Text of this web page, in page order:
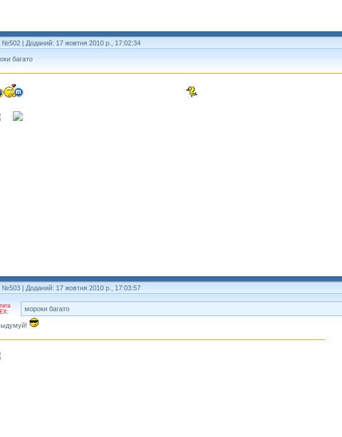
№502 | Доданий: 17 жовтня 2010 р., 17:02:34
багато
№503 | Доданий: 17 жовтня 2010 р., 17:03:57
мороки багато